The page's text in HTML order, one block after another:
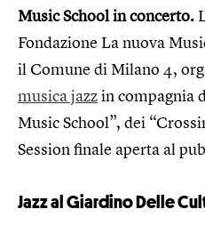
Music School in concerto.
Fondazione La nuova
il Comune di Milano 4,
musica jazzin compagnia
Music School”, dei
Session finale aperta al
Jazz al Giardino Delle